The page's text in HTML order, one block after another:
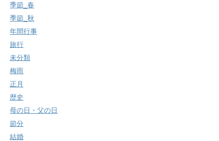
季節_春
季節_秋
年間行事
旅行
未分類
梅雨
正月
歴史
母の日・父の日
節分
結婚